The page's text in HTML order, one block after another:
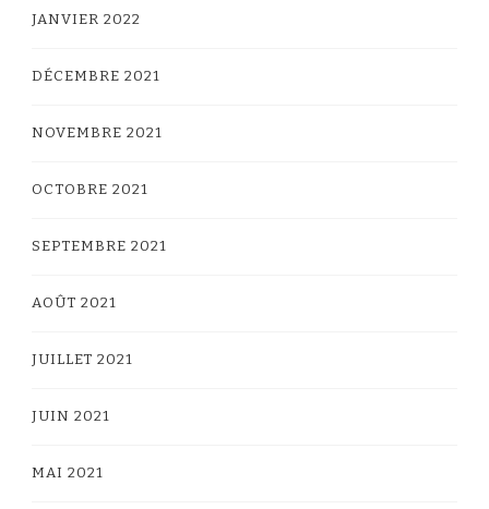
JANVIER 2022
DÉCEMBRE 2021
NOVEMBRE 2021
OCTOBRE 2021
SEPTEMBRE 2021
AOÛT 2021
JUILLET 2021
JUIN 2021
MAI 2021